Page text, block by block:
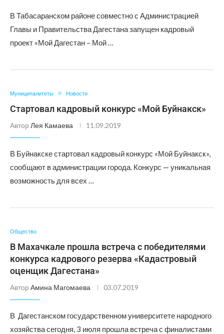
В Табасаранском районе совместно с Администрацией
Главы и Правительства Дагестана запущен кадровый
проект «Мой Дагестан – Мой …
Муниципалитеты Новости
Стартовал кадровый конкурс «Мой Буйнакск»
Автор Лея Камаева 11.09.2019
В Буйнакске стартовал кадровый конкурс «Мой Буйнакск»,
сообщают в администрации города. Конкурс — уникальная
возможность для всех …
Общество
В Махачкале прошла встреча с победителями
конкурса кадрового резерва «Кадастровый
оценщик Дагестана»
Автор Амина Магомаева 03.07.2019
В Дагестанском государственном университете народного
хозяйства сегодня, 3 июля прошла встреча с финалистами